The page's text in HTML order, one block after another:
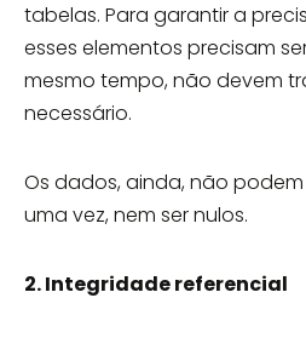
tabelas. Para garantir a
esses elementos precisam
mesmo tempo, não devem
necessário.
Os dados, ainda, não
uma vez, nem ser nulos.
2. Integridade referencial